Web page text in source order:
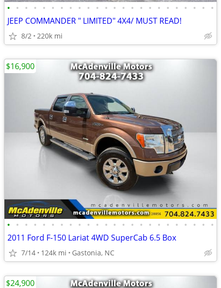
• • • • • • • • • • • • • • • • • • • • • • • •
JEEP COMMANDER " LIMITED" 4X4/ MUST READ!
8/2 220k mi
• • • • • • • • • • • • • • • • • • • • • • • •
2011 Ford F-150 Lariat 4WD SuperCab 6.5 Box
7/14 124k mi Gastonia, NC
$16,900
$24,900